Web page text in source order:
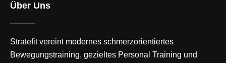
Über Uns
Stratefit vereint modernes schmerzorientiertes
Bewegungstraining, gezieltes Personal Training und